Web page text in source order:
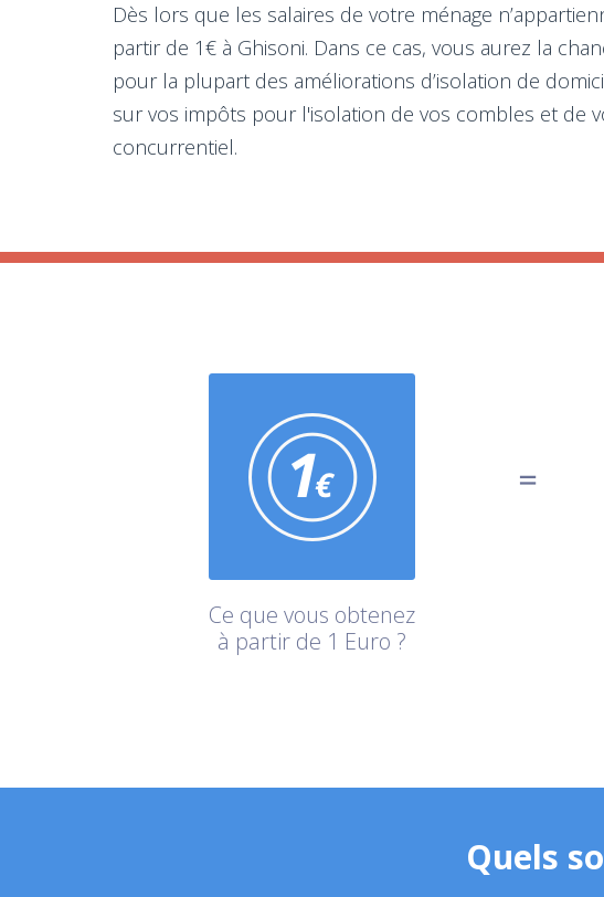
Dès lors que les salaires de votre ménage
partir de 1€ à Ghisoni. Dans ce cas, vous aurez la
pour la plupart des améliorations d’isolation de
sur vos impôts pour l'isolation de vos combles et de
concurrentiel.
Ce que vous obtenez
à partir de 1 Euro ?
Quels